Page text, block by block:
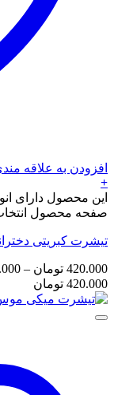
افزودن به علاقه
+
این محصول دارای
صفحه محصول
تیشرت کبریتی
420.000 تومان –
420.000 تومان